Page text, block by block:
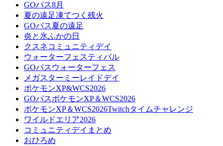
GOパス8月
夏の遠足凍てつく残火
GOパス夏の遠足
炎と氷ふかの日
クスネコミュニティデイ
ウォーターフェスティバル
GOパスウォーターフェス
メガスターミーレイドデイ
ポケモンXP&WCS2026
GOパスポケモンXP＆WCS2026
ポケモンXP＆WCS2026Twitchタイムチャレンジ
ワイルドエリア2026
コミュニティデイまとめ
おひろめ